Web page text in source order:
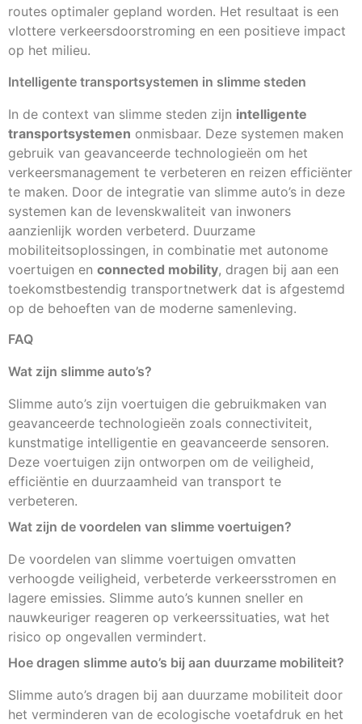
routes optimaler gepland worden. Het resultaat is een
vlottere verkeersdoorstroming en een positieve impact
op het milieu.
Intelligente transportsystemen in slimme steden
In de context van slimme steden zijn intelligente
transportsystemen onmisbaar. Deze systemen maken
gebruik van geavanceerde technologieën om het
verkeersmanagement te verbeteren en reizen efficiënter
te maken. Door de integratie van slimme auto’s in deze
systemen kan de levenskwaliteit van inwoners
aanzienlijk worden verbeterd. Duurzame
mobiliteitsoplossingen, in combinatie met autonome
voertuigen en connected mobility, dragen bij aan een
toekomstbestendig transportnetwerk dat is afgestemd
op de behoeften van de moderne samenleving.
FAQ
Wat zijn slimme auto’s?
Slimme auto’s zijn voertuigen die gebruikmaken van
geavanceerde technologieën zoals connectiviteit,
kunstmatige intelligentie en geavanceerde sensoren.
Deze voertuigen zijn ontworpen om de veiligheid,
efficiëntie en duurzaamheid van transport te
verbeteren.
Wat zijn de voordelen van slimme voertuigen?
De voordelen van slimme voertuigen omvatten
verhoogde veiligheid, verbeterde verkeersstromen en
lagere emissies. Slimme auto’s kunnen sneller en
nauwkeuriger reageren op verkeerssituaties, wat het
risico op ongevallen vermindert.
Hoe dragen slimme auto’s bij aan duurzame mobiliteit?
Slimme auto’s dragen bij aan duurzame mobiliteit door
het verminderen van de ecologische voetafdruk en het